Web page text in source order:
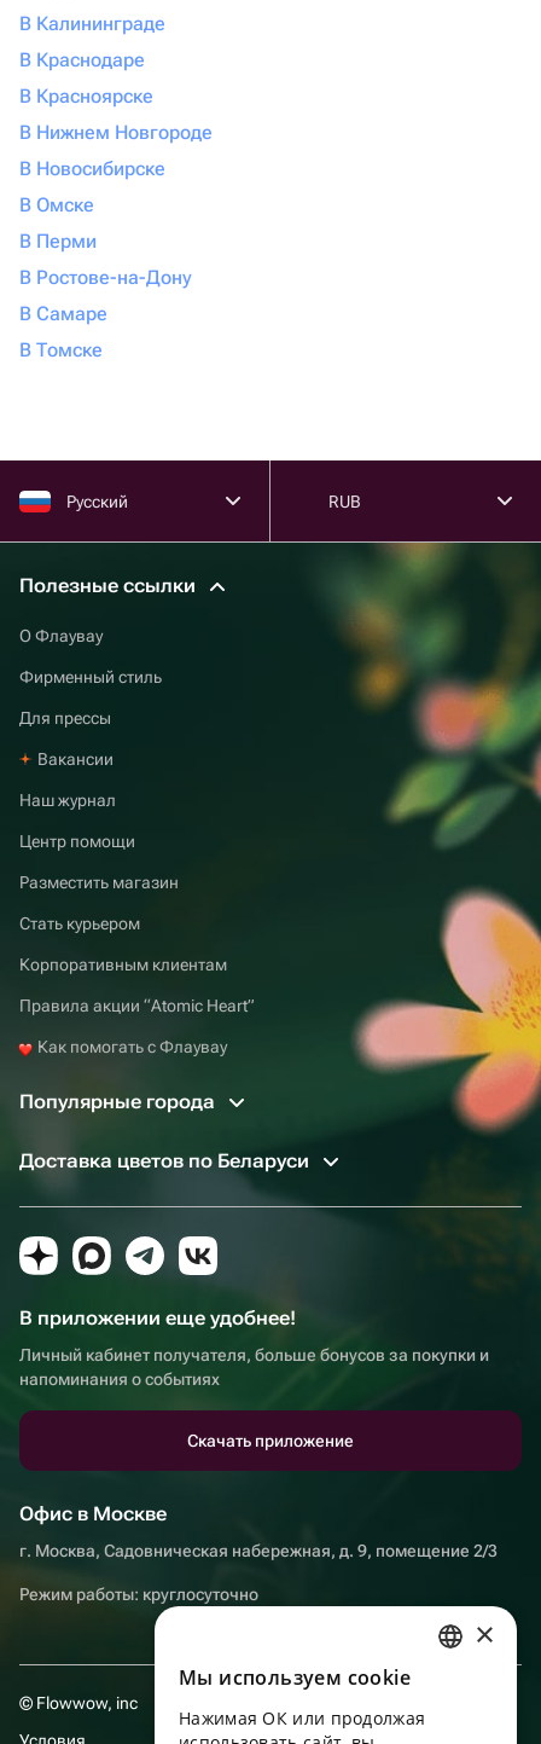
В Калининграде
В Краснодаре
В Красноярске
В Нижнем Новгороде
В Новосибирске
В Омске
В Перми
В Ростове-на-Дону
В Самаре
В Томске
Русский RUB
Полезные ссылки
О Флаувау
Фирменный стиль
Для прессы
Вакансии
Наш журнал
Центр помощи
Разместить магазин
Стать курьером
Корпоративным клиентам
Правила акции “Atomic Heart”
Как помогать с Флаувау
Популярные города
Доставка цветов по Беларуси
В приложении еще удобнее!
Личный кабинет получателя, больше бонусов за покупки и
напоминания о событиях
Скачать приложение
Офис в Москве
г. Москва, Садовническая набережная, д. 9, помещение 2/3
Режим работы: круглосуточно
© Flowwow, inc
Условия
ENGLISH
×
Мы используем сookie
Нажимая ОК или продолжая